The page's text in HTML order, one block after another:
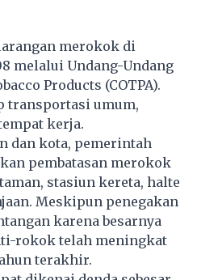
merokok di
melalui Undang-Undang
Products (COTPA).
transportasi umum,
kerja.
dan kota, pemerintah
pembatasan merokok
stasiun kereta, halte
Meskipun penegakan
karena besarnya
rokok telah meningkat
terakhir.